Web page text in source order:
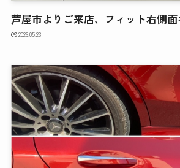
芦屋市よりご来店、フィット右側
2026.05.23